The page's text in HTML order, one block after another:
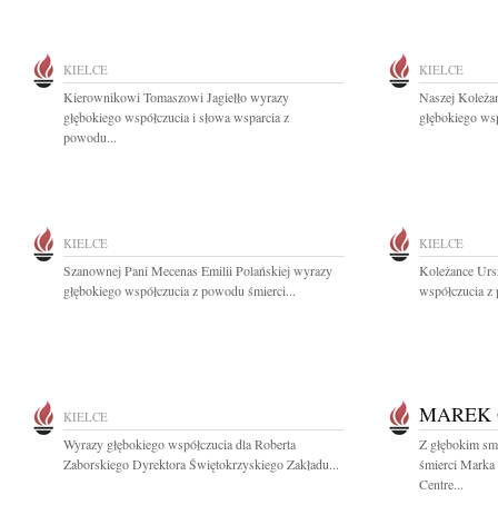
KIELCE
Kierownikowi Tomaszowi Jagiełło wyrazy
głębokiego współczucia i słowa wsparcia z
powodu...
KIELCE
Naszej
głębokiego
KIELCE
Szanownej Pani Mecenas Emilii Polańskiej wyrazy
głębokiego współczucia z powodu śmierci...
KIELCE
Koleżance
współczucia
KIELCE
Wyrazy głębokiego współczucia dla Roberta
Zaborskiego Dyrektora Świętokrzyskiego Zakładu...
MAREK
Z głębokim
śmierci Marka
Centre...